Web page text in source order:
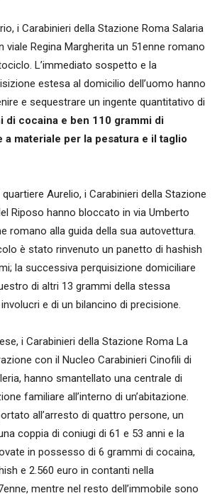
i Carabinieri della Stazione Roma Salaria
viale Regina Margherita un 51enne romano
L’immediato sospetto e la
estesa al domicilio dell’uomo hanno
e sequestrare un ingente quantitativo di
di cocaina e ben 110 grammi di
a materiale per la pesatura e il taglio
Aurelio, i Carabinieri della Stazione
Riposo hanno bloccato in via Umberto
romano alla guida della sua autovettura.
è stato rinvenuto un panetto di hashish
la successiva perquisizione domiciliare
di altri 13 grammi della stessa
e di un bilancino di precisione.
i Carabinieri della Stazione Roma La
con il Nucleo Carabinieri Cinofili di
hanno smantellato una centrale di
familiare all’interno di un’abitazione.
all’arresto di quattro persone, un
coppia di coniugi di 61 e 53 anni e la
in possesso di 6 grammi di cocaina,
e 2.560 euro in contanti nella
mentre nel resto dell’immobile sono